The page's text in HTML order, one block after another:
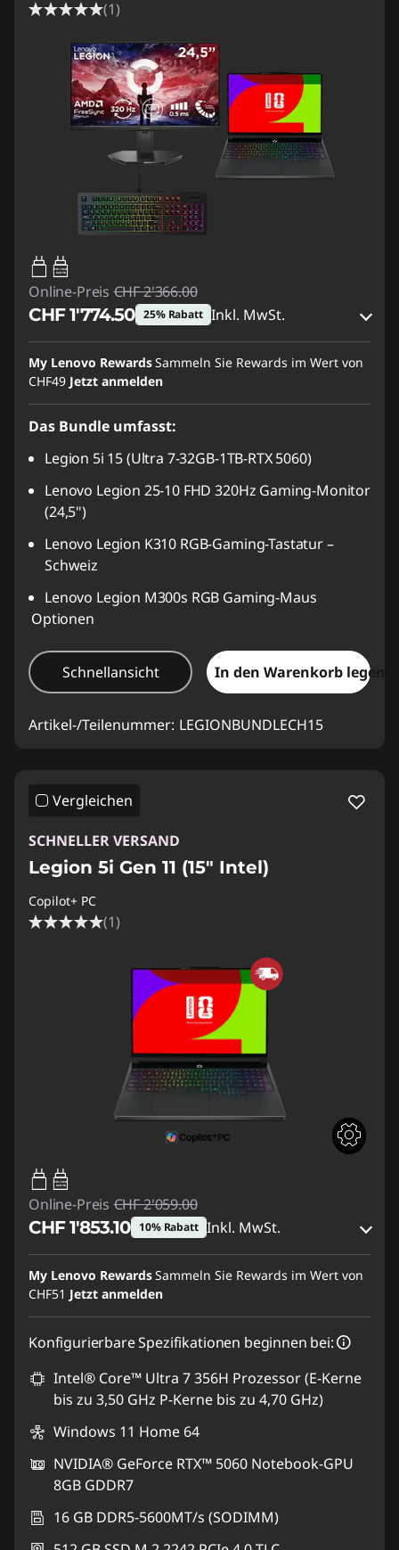
(1)
65W-100W
USB PD
Online-Preis CHF 2'366.00
CHF 1'774.50 25% Rabatt Inkl. MwSt.
eCoupon-Rabatt :-CHF 591.50
eCoupon :SALES
My Lenovo RewardsSammeln Sie Rewards im Wert von
CHF49 Jetzt anmelden
Das Bundle umfasst:
Legion 5i 15 (Ultra 7-32GB-1TB-RTX 5060)
Lenovo Legion 25-10 FHD 320Hz Gaming-Monitor
(24,5")
Lenovo Legion K310 RGB-Gaming-Tastatur –
Schweiz
Lenovo Legion M300s RGB Gaming-Maus
Optionen
Schnellansicht In den Warenkorb legen
Artikel-/Teilenummer: LEGIONBUNDLECH15
Vergleichen
SCHNELLER VERSAND
Legion 5i Gen 11 (15″ Intel)
Copilot+ PC
(1)
65W-100W
USB PD
Online-Preis CHF 2'059.00
CHF 1'853.10 10% Rabatt Inkl. MwSt.
eCoupon-Rabatt :-CHF 205.90
eCoupon :SALES
My Lenovo RewardsSammeln Sie Rewards im Wert von
CHF51 Jetzt anmelden
Konfigurierbare Spezifikationen beginnen bei:
Intel® Core™ Ultra 7 356H Prozessor (E-Kerne
bis zu 3,50 GHz P-Kerne bis zu 4,70 GHz)
Windows 11 Home 64
NVIDIA® GeForce RTX™ 5060 Notebook-GPU
8GB GDDR7
16 GB DDR5-5600MT/s (SODIMM)